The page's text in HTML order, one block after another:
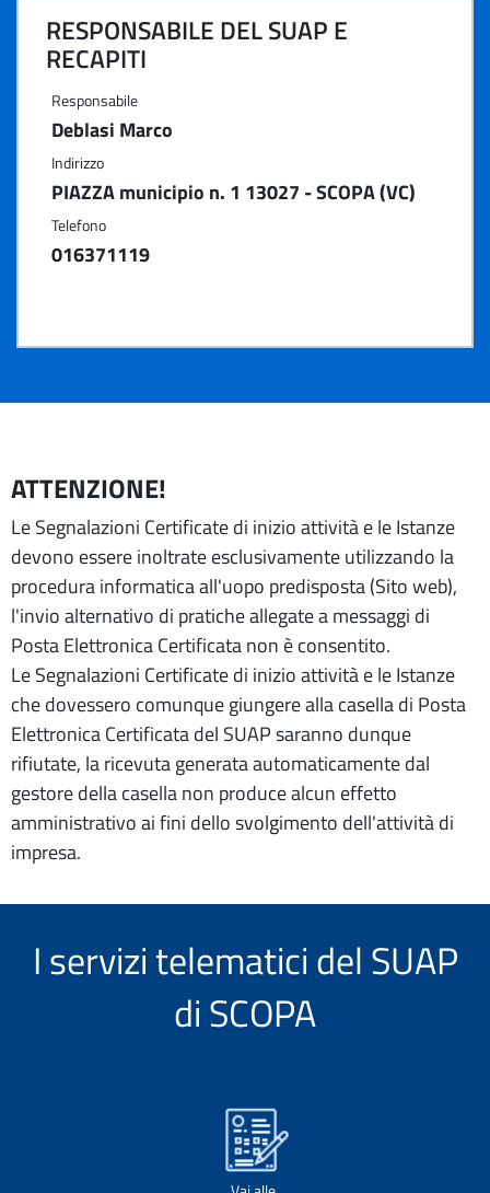
RESPONSABILE DEL SUAP E
RECAPITI
Responsabile
Deblasi Marco
Indirizzo
PIAZZA municipio n. 1 13027 - SCOPA (VC)
Telefono
016371119
ATTENZIONE!
Le Segnalazioni Certificate di inizio attività e le Istanze
devono essere inoltrate esclusivamente utilizzando la
procedura informatica all'uopo predisposta (Sito web),
l'invio alternativo di pratiche allegate a messaggi di
Posta Elettronica Certificata non è consentito.
Le Segnalazioni Certificate di inizio attività e le Istanze
che dovessero comunque giungere alla casella di Posta
Elettronica Certificata del SUAP saranno dunque
rifiutate, la ricevuta generata automaticamente dal
gestore della casella non produce alcun effetto
amministrativo ai fini dello svolgimento dell'attività di
impresa.
I servizi telematici del SUAP
di SCOPA